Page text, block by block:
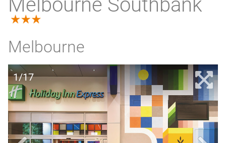
Melbourne Southbank
3.0
Melbourne
1/17